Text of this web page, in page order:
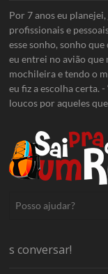
Por 7 anos eu
profissionais e
esse sonho, sonho
eu entrei no avião
mochileira e tendo o
eu fiz a escolha certa.
loucos por aqueles
s conversar!